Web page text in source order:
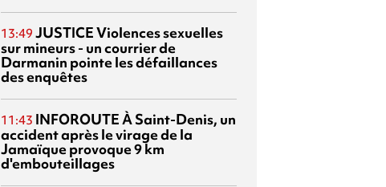
13:49 JUSTICEViolences sexuelles
sur mineurs - un courrier de
Darmanin pointe les défaillances
des enquêtes
11:43 INFOROUTEÀ Saint-Denis, un
accident après le virage de la
Jamaïque provoque 9 km
d'embouteillages